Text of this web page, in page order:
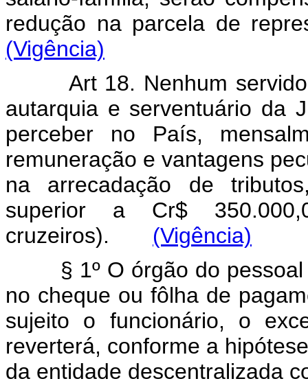
redução na parcela de
(Vigência)
Art 18. Nenhum
autarquia e serventuário da
perceber no País,
remuneração e vantagens
na arrecadação de
superior a Cr$
cruzeiros). (Vigência)
§ 1º O órgão do pessoal
no cheque ou fôlha de
sujeito o funcionário, o
reverterá, conforme a
da entidade